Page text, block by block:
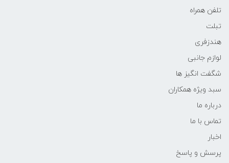
تلفن همراه
تبلت
هندزفری
لوازم جانبی
شگفت انگیز ها
سبد ویژه همکاران
درباره ما
تماس با ما
اخبار
پرسش و پاسخ